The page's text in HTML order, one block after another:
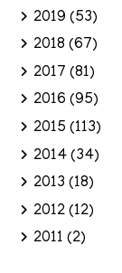
2019 (53)
2018 (67)
2017 (81)
2016 (95)
2015 (113)
2014 (34)
2013 (18)
2012 (12)
2011 (2)